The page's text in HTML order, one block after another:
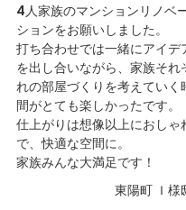
4人家族のマンションリノベ
ションをお願いしました。
打ち合わせでは一緒にアイデ
を出し合いながら、家族それ
れの部屋づくりを考えていく
間がとても楽しかったです。
仕上がりは想像以上におしゃ
で、快適な空間に。
家族みんな大満足です！
東陽町 Ｉ様